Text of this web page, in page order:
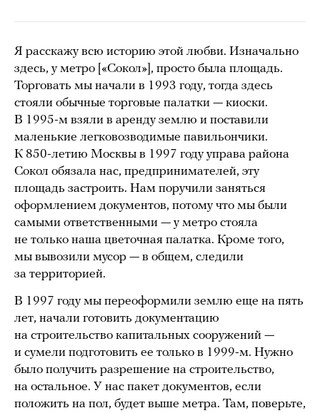
Я расскажу всю историю этой любви. Изначально
здесь, у метро [«Сокол»], просто была площадь.
Торговать мы начали в 1993 году, тогда здесь
стояли обычные торговые палатки — киоски.
В 1995-м взяли в аренду землю и поставили
маленькие легковозводимые павильончики.
К 850-летию Москвы в 1997 году управа района
Сокол обязала нас, предпринимателей, эту
площадь застроить. Нам поручили заняться
оформлением документов, потому что мы были
самыми ответственными — у метро стояла
не только наша цветочная палатка. Кроме того,
мы вывозили мусор — в общем, следили
за территорией.
В 1997 году мы переоформили землю еще на пять
лет, начали готовить документацию
на строительство капитальных сооружений —
и сумели подготовить ее только в 1999-м. Нужно
было получить разрешение на строительство,
на остальное. У нас пакет документов, если
положить на пол, будет выше метра. Там, поверьте,